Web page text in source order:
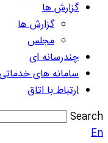
گزارش ها
گزارش ها
مجلس
چندرسانه ای
سامانه های خدماتی
ارتباط با اتاق
Search
En